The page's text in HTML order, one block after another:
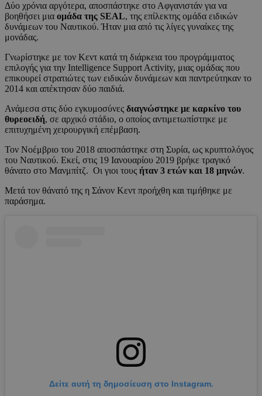
Δύο χρόνια αργότερα, αποσπάστηκε στο Αφγανιστάν για να
βοηθήσει μια ομάδα της SEAL, της επίλεκτης ομάδα ειδικών
δυνάμεων του Ναυτικού. Ήταν μια από τις λίγες γυναίκες της
μονάδας.
Γνωρίστηκε με τον Κεντ κατά τη διάρκεια του προγράμματος
επιλογής για την Intelligence Support Activity, μιας ομάδας που
επικουρεί στρατιώτες των ειδικών δυνάμεων και παντρεύτηκαν το
2014 και απέκτησαν δύο παιδιά.
Ανάμεσα στις δύο εγκυμοσύνες διαγνώστηκε με καρκίνο του
θυρεοειδή, σε αρχικό στάδιο, ο οποίος αντιμετωπίστηκε με
επιτυχημένη χειρουργική επέμβαση.
Τον Νοέμβριο του 2018 αποσπάστηκε στη Συρία, ως κρυπτολόγος
του Ναυτικού. Εκεί, στις 19 Ιανουαρίου 2019 βρήκε τραγικό
θάνατο στο Μανμπίτζ. Οι γιοι τους ήταν 3 ετών και 18 μηνών.
Μετά τον θάνατό της η Σάνον Κεντ προήχθη και τιμήθηκε με
παράσημα.
Δείτε αυτή τη δημοσίευση στο Instagram.